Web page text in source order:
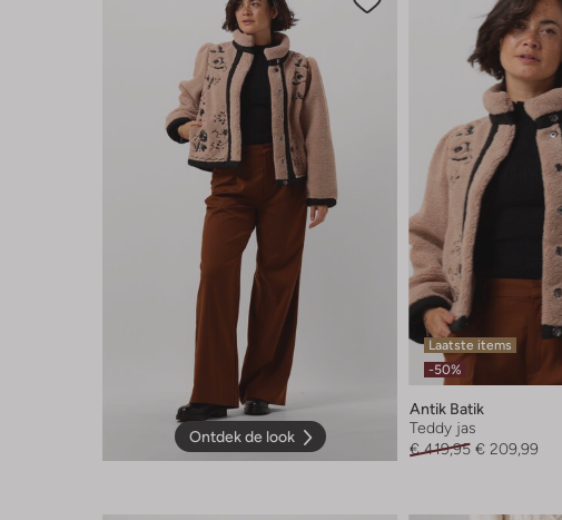
Ontdek de look
Laatste items
-50%
Antik Batik
Teddy jas
€ 419,95 € 209,99